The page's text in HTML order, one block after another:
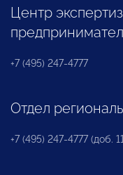
Центр
+7 (495) 247-4777
Отдел
+7 (495) 247-4777 (доб.